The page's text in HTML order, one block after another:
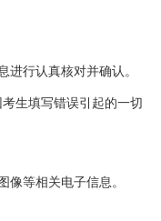
行认真核对并确认。
生填写错误引起的一切
等相关电子信息。